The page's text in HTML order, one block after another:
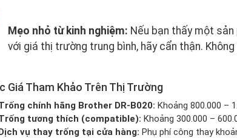
Mẹo nhỏ từ kinh nghiệm: Nếu bạn thấy một
với giá thị trường trung bình, hãy cẩn thận. Không
Giá Tham Khảo Trên Thị Trường
chính hãng Brother DR-B020: Khoảng 800.000 –
tương thích (compatible): Khoảng 300.000 –
vụ thay trống tại cửa hàng: Phụ phí công thay